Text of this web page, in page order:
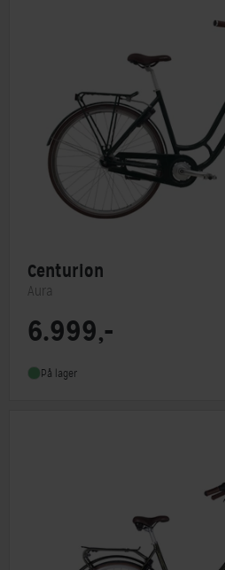
Centurion
Aura
Steltype
Forbremse
6.999,-
På lager